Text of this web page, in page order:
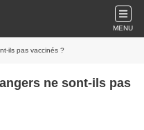
MENU
ils pas vaccinés ?
ne sont-ils pas